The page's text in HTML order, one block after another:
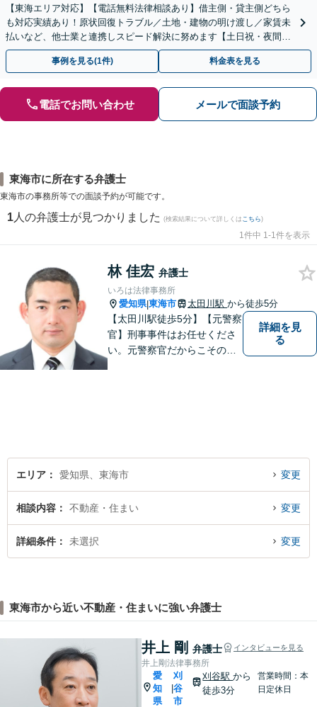
【東海エリア対応】【電話無料法律相談あり】借主側・貸主側どちら
も対応実績あり！原状回復トラブル／土地・建物の明け渡し／家賃未
払いなど、他士業と連携しスピード解決に努めます【土日祝・夜間対
応】【オンライン面談可】【完全個室】
事例を見る(1件) 料金表を見る
電話でお問い合わせ メールで面談予約
東海市に所在する弁護士
東海市の事務所等での面談予約が可能です。
1 人の弁護士が見つかりました (検索結果について詳しくは こちら)
1件中 1-1件を表示
林 佳宏 弁護士
いろは法律事務所
愛知県|東海市 太田川駅 から徒歩5分
【太田川駅徒歩5分】【元警察
官】刑事事件はお任せくださ
い。元警察官だからこその視
詳細を見
る
エリア 愛知県、東海市 変更
相談内容 不動産・住まい 変更
詳細条件 未選択 変更
東海市から近い不動産・住まいに強い弁護士
井上 剛 弁護士 インタビューを見る
井上剛法律事務所
愛
知
県
刈
谷
市
刈谷駅から
徒歩3分
営業時間：本
日定休日